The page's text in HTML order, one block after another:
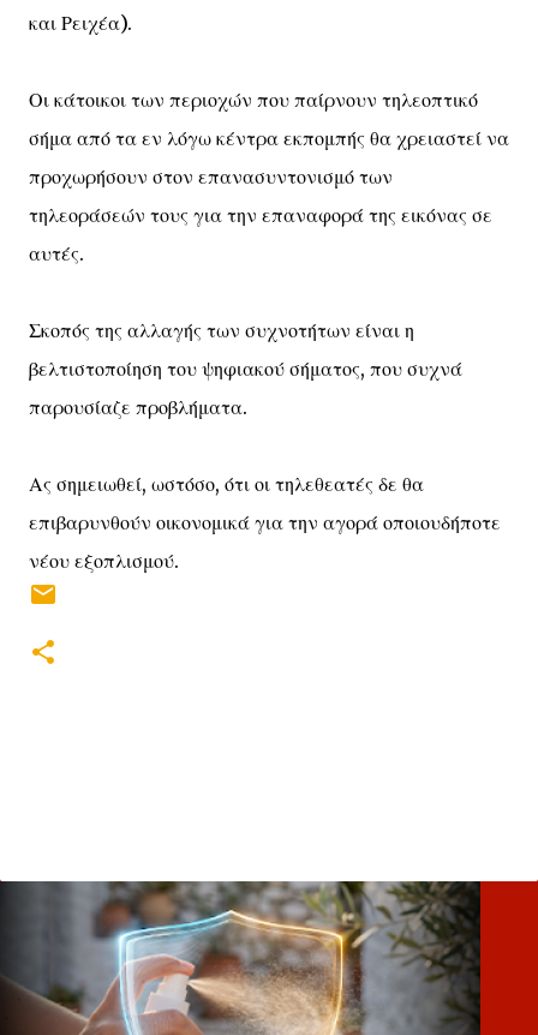
και Ρειχέα).
Οι κάτοικοι των περιοχών που παίρνουν τηλεοπτικό
σήμα από τα εν λόγω κέντρα εκπομπής θα χρειαστεί να
προχωρήσουν στον επανασυντονισμό των
τηλεοράσεών τους για την επαναφορά της εικόνας σε
αυτές.
Σκοπός της αλλαγής των συχνοτήτων είναι η
βελτιστοποίηση του ψηφιακού σήματος, που συχνά
παρουσίαζε προβλήματα.
Ας σημειωθεί, ωστόσο, ότι οι τηλεθεατές δε θα
επιβαρυνθούν οικονομικά για την αγορά οποιουδήποτε
νέου εξοπλισμού.
λ